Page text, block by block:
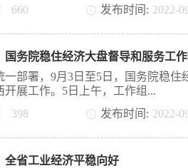
下行0.35个百分点。下一步，人民银
率下降效果传导到贷款端，降低企
款利率下降效果传导到贷款端？金
目前，...
造业同比增长1.3%，电力、热力、
，新能源汽车产量同比增长1.7倍。企
以上工业企业实现营业收入19216.1
额2729.6亿元，同比增长53.1%；
高水平。投资增长稳中向好，基础
定资产投资同比增长9.7%。分投资
分点，拉动全省投资同比增长10.7个
分投...
业单项冠军企业、国家级专精特新“
小企业以及2021年陕西省隐形冠军培
新能力建设，支持企业以提升自主创
开发，支持企业围绕产业链关键环节
院所、上下游企业开展的产业链协
发布时间: 2022-
660
一部署，9月3日至5日，国务院稳住
开展工作。5日上午，工作组...
、座谈交流等方式，对陕西落实稳
发布时间: 2022-
398
全省工业经济平稳向好